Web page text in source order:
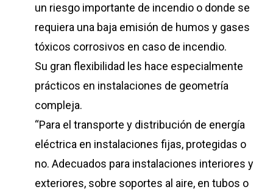
un riesgo importante de incendio o donde se
requiera una baja emisión de humos y gases
tóxicos corrosivos en caso de incendio.
Su gran flexibilidad les hace especialmente
prácticos en instalaciones de geometría
compleja.
“Para el transporte y distribución de energía
eléctrica en instalaciones fijas, protegidas o
no. Adecuados para instalaciones interiores y
exteriores, sobre soportes al aire, en tubos o